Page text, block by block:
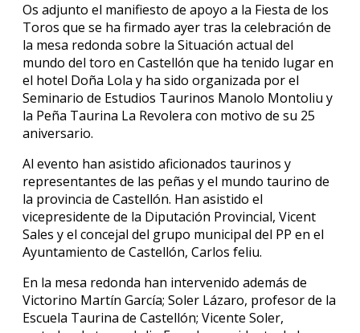
Os adjunto el manifiesto de apoyo a la Fiesta de los
Toros que se ha firmado ayer tras la celebración de
la mesa redonda sobre la Situación actual del
mundo del toro en Castellón que ha tenido lugar en
el hotel Doña Lola y ha sido organizada por el
Seminario de Estudios Taurinos Manolo Montoliu y
la Peña Taurina La Revolera con motivo de su 25
aniversario.
Al evento han asistido aficionados taurinos y
representantes de las peñas y el mundo taurino de
la provincia de Castellón. Han asistido el
vicepresidente de la Diputación Provincial, Vicent
Sales y el concejal del grupo municipal del PP en el
Ayuntamiento de Castellón, Carlos feliu.
En la mesa redonda han intervenido además de
Victorino Martín García; Soler Lázaro, profesor de la
Escuela Taurina de Castellón; Vicente Soler,